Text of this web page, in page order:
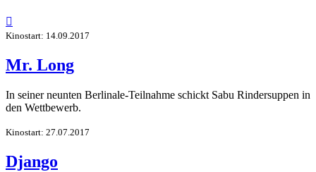

Kinostart: 14.09.2017
Mr. Long
In seiner neunten Berlinale-Teilnahme schickt Sabu Rindersuppen in
den Wettbewerb.
Kinostart: 27.07.2017
Django